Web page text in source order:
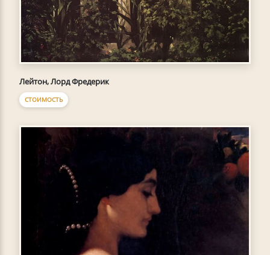
Лейтон, Лорд Фредерик
СТОИМОСТЬ